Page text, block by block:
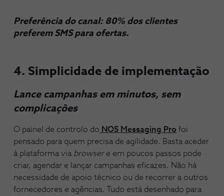
Preferência do canal: 80% dos clientes
preferem SMS para ofertas.
4. Simplicidade de implementação
Lance campanhas em minutos, sem
complicações
O painel de controlo do NOS Messaging Pro foi
pensado para quem precisa de agilidade. Basta aceder
à plataforma via browsere em poucos passos pode
criar, agendar e lançar campanhas eficazes. Não há
necessidade de apoio técnico ou de recorrer a outros
fornecedores e agências. Tudo está desenhado para